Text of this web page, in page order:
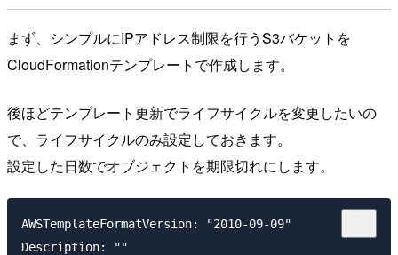
まず、シンプルにIPアドレス制限を行うS3バケットを
CloudFormationテンプレートで作成します。
後ほどテンプレート更新でライフサイクルを変更したいの
で、ライフサイクルのみ設定しておきます。
設定した日数でオブジェクトを期限切れにします。
AWSTemplateFormatVersion: "2010-09-09"
Description: ""